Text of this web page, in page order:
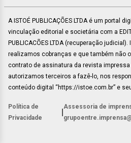
A ISTOÉ PUBLICAÇÕES LTDA é um portal
vinculação editorial e societária com a
PUBLICACÕES LTDA (recuperação
realizamos cobranças e que também não
contrato de assinatura da revista impressa
autorizamos terceiros a fazê-lo, nos
conteúdo digital “https://istoe.com.br” e
Política de
Privacidade
Assessoria de